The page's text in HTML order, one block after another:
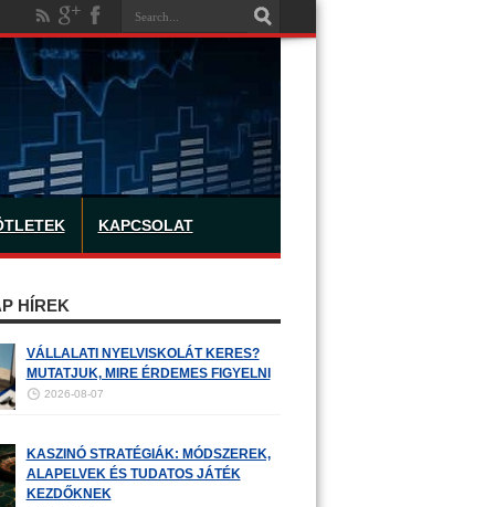
KAPCSOLAT
HÍREK
VÁLLALATI NYELVISKOLÁT KERES?
MUTATJUK, MIRE ÉRDEMES FIGYELNI
2026-08-07
KASZINÓ STRATÉGIÁK: MÓDSZEREK,
ALAPELVEK ÉS TUDATOS JÁTÉK
KEZDŐKNEK